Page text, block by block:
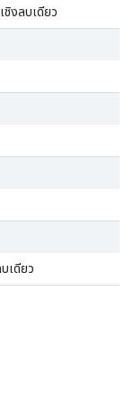
ชิงลบเดียว
เดียว